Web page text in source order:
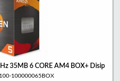
35MB 6 CORE AM4 BOX+ Disip
100000065BOX